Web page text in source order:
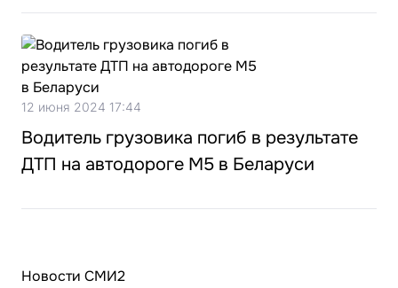
12 июня 2024 17:44
Водитель грузовика погиб в результате
ДТП на автодороге М5 в Беларуси
Новости СМИ2